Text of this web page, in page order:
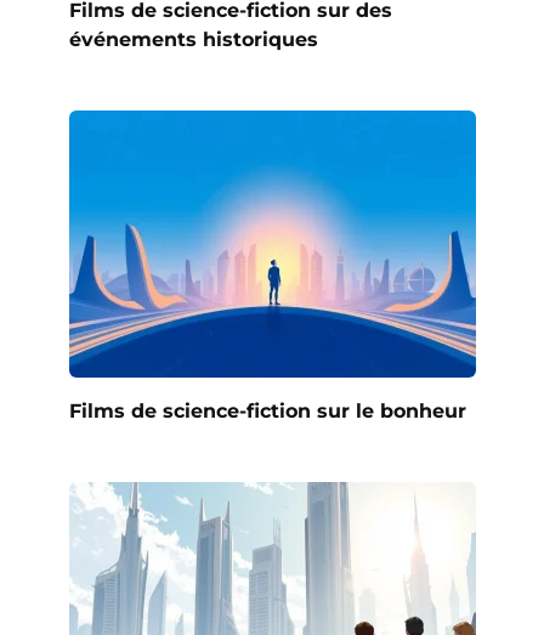
Films de science-fiction sur des
événements historiques
Films de science-fiction sur le bonheur